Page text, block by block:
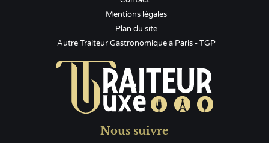
Mentions légales
Plan du site
Autre Traiteur Gastronomique à Paris - TGP
Nous suivre